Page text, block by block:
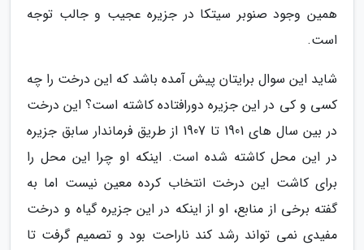
همین وجود صنوبر سیتکا در جزیره عجیب و جالب توجه
است.
شاید این سوال برایتان پیش آمده باشد که این درخت را چه
کسی و کی در این جزیره دورافتاده کاشته است؟ این درخت
در بین سال های 1901 تا 1907 از طریق فرماندار سابق جزیره
در این محل کاشته شده است. اینکه او چرا این محل را
برای کاشت این درخت انتخاب کرده معین نیست اما به
گفته برخی از منابع، او از اینکه در این جزیره گیاه و درخت
مفیدی نمی تواند رشد کند ناراحت بود و تصمیم گرفت تا